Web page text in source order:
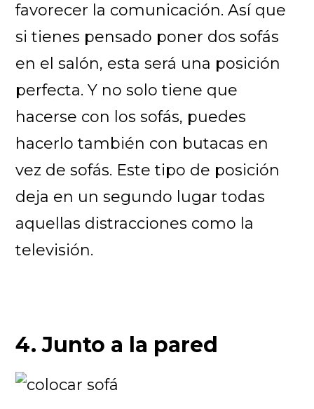
favorecer la comunicación. Así que
si tienes pensado poner dos sofás
en el salón, esta será una posición
perfecta. Y no solo tiene que
hacerse con los sofás, puedes
hacerlo también con butacas en
vez de sofás. Este tipo de posición
deja en un segundo lugar todas
aquellas distracciones como la
televisión.
4. Junto a la pared